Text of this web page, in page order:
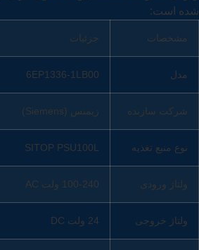
شده است:
مشخصات جزئیات
مدل 6EP1336-1LB00
شرکت سازنده زیمنس (Siemens)
نوع منبع تغذیه SITOP PSU100L
ولتاژ ورودی 100-240 ولت AC
ولتاژ خروجی 24 ولت DC